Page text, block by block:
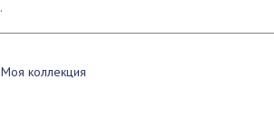
Моя коллекция